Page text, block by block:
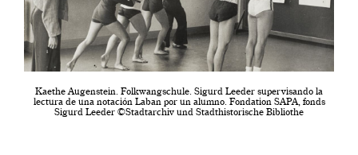
Kaethe Augenstein. Folkwangschule. Sigurd Leeder supervisando la
lectura de una notación Laban por un alumno. Fondation SAPA, fonds
Sigurd Leeder ©Stadtarchiv und Stadthistorische Bibliothe